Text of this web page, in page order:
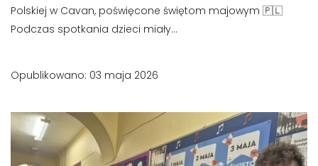
Polskiej w Cavan, poświęcone świętom majowym 🇵🇱
Podczas spotkania dzieci miały...
Opublikowano: 03 maja 2026